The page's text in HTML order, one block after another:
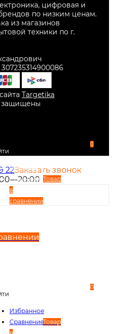
цифровая и
по низким ценам.
из магазинов
техники по г.
Targetika
защищены
Избранное
Сравнение Товар
в
сравнении
0
22Заказать звонок
Избранное
СравнениеТовар
0